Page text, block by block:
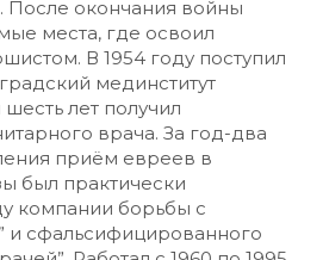
После окончания войны
места, где освоил
В 1954 году поступил
мединститут
лет получил
врача. За год-два
приём евреев в
был практически
компании борьбы с
и сфальсифицированного